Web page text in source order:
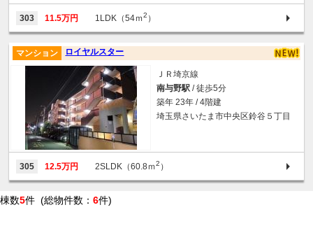
303 11.5万円 1LDK（54ｍ2 ）
ロイヤルスター
マンション
ＪＲ埼京線
南与野駅 / 徒歩5分
築年 23年 / 4階建
埼玉県さいたま市中央区鈴谷５丁目
305 12.5万円 2SLDK（60.8ｍ2 ）
棟数5件 (総物件数： 6件)